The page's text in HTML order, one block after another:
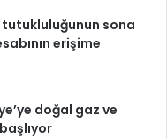
tutukluluğunun sona
erişime
doğal gaz ve